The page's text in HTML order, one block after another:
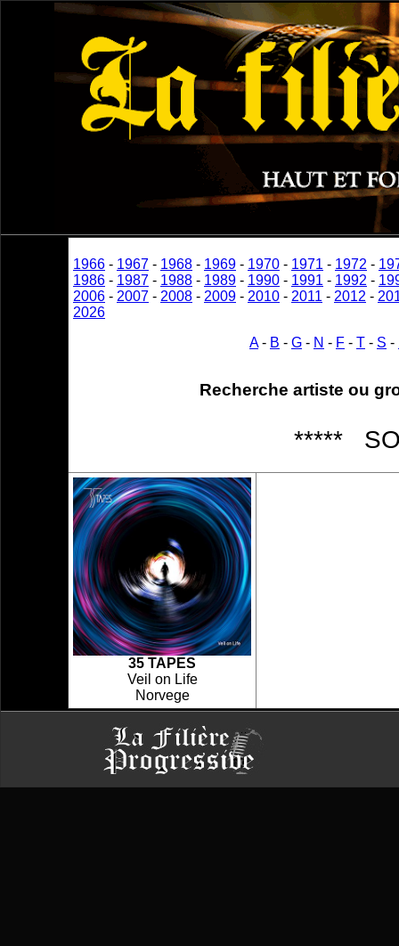
1966 - 1967 - 1968 - 1969 - 1970 - 1971 - 1972 -
1986 - 1987 - 1988 - 1989 - 1990 - 1991 - 1992 -
2006 - 2007 - 2008 - 2009 - 2010 - 2011 - 2012 -
2026
A- B - G - N - F - T - S -
Recherche artiste ou
*****
35 TAPES
Veil on Life
Norvege